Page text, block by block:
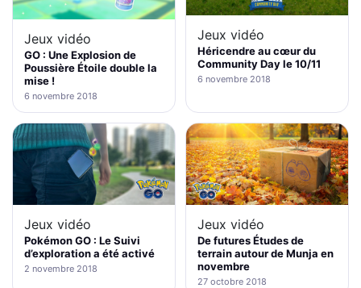
Jeux vidéo
GO : Une Explosion de
Poussière Étoile double la
mise !
6 novembre 2018
Jeux vidéo
Héricendre au cœur du
Community Day le 10/11
6 novembre 2018
Jeux vidéo
Pokémon GO : Le Suivi
d’exploration a été activé
2 novembre 2018
Jeux vidéo
De futures Études de
terrain autour de Munja en
novembre
27 octobre 2018